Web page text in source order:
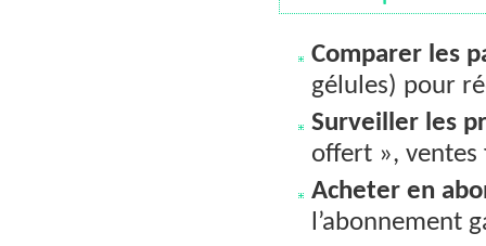
Comparer les
gélules) pour
Surveiller les
offert », ventes
Acheter en
l’abonnement